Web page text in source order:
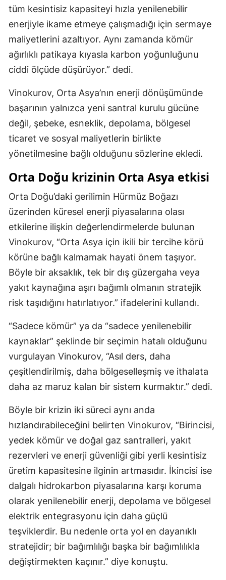
tüm kesintisiz kapasiteyi hızla yenilenebilir
enerjiyle ikame etmeye çalışmadığı için sermaye
maliyetlerini azaltıyor. Aynı zamanda kömür
ağırlıklı patikaya kıyasla karbon yoğunluğunu
ciddi ölçüde düşürüyor.” dedi.
Vinokurov, Orta Asya’nın enerji dönüşümünde
başarının yalnızca yeni santral kurulu gücüne
değil, şebeke, esneklik, depolama, bölgesel
ticaret ve sosyal maliyetlerin birlikte
yönetilmesine bağlı olduğunu sözlerine ekledi.
Orta Doğu krizinin Orta Asya etkisi
Orta Doğu’daki gerilimin Hürmüz Boğazı
üzerinden küresel enerji piyasalarına olası
etkilerine ilişkin değerlendirmelerde bulunan
Vinokurov, “Orta Asya için ikili bir tercihe körü
körüne bağlı kalmamak hayati önem taşıyor.
Böyle bir aksaklık, tek bir dış güzergaha veya
yakıt kaynağına aşırı bağımlı olmanın stratejik
risk taşıdığını hatırlatıyor.” ifadelerini kullandı.
“Sadece kömür” ya da “sadece yenilenebilir
kaynaklar” şeklinde bir seçimin hatalı olduğunu
vurgulayan Vinokurov, “Asıl ders, daha
çeşitlendirilmiş, daha bölgeselleşmiş ve ithalata
daha az maruz kalan bir sistem kurmaktır.” dedi.
Böyle bir krizin iki süreci aynı anda
hızlandırabileceğini belirten Vinokurov, “Birincisi,
yedek kömür ve doğal gaz santralleri, yakıt
rezervleri ve enerji güvenliği gibi yerli kesintisiz
üretim kapasitesine ilginin artmasıdır. İkincisi ise
dalgalı hidrokarbon piyasalarına karşı koruma
olarak yenilenebilir enerji, depolama ve bölgesel
elektrik entegrasyonu için daha güçlü
teşviklerdir. Bu nedenle orta yol en dayanıklı
stratejidir; bir bağımlılığı başka bir bağımlılıkla
değiştirmekten kaçınır.” diye konuştu.